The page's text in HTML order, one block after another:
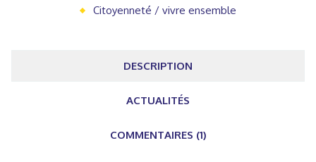
Citoyenneté / vivre ensemble
DESCRIPTION
ACTUALITÉS
COMMENTAIRES (1)